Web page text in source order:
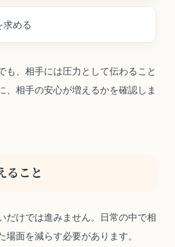
求める
も、相手には圧力として伝わること
、相手の安心が増えるかを確認しま
ること
だけでは進みません。日常の中で相
面を減らす必要があります。